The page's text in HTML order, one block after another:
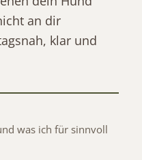
an dir
klar und
was ich für sinnvoll